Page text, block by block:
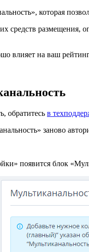
которая
средств
влияет на ваш
обратитесь в
заново
появится блок